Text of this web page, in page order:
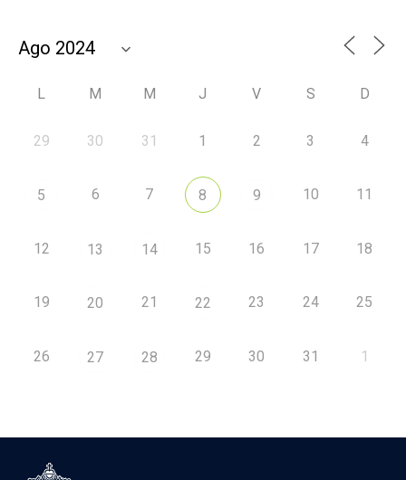
L M M J V S D
29 30 31 1 2 3 4
5 6 7 8 9 10 11
12 13 14 15 16 17 18
19 20 21 22 23 24 25
26 27 28 29 30 31 1